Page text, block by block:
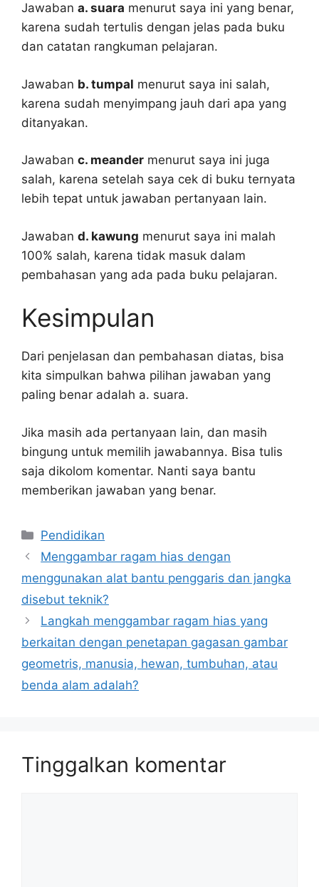
Jawaban a. suara menurut saya ini yang benar,
karena sudah tertulis dengan jelas pada buku
dan catatan rangkuman pelajaran.
Jawaban b. tumpal menurut saya ini salah,
karena sudah menyimpang jauh dari apa yang
ditanyakan.
Jawaban c. meander menurut saya ini juga
salah, karena setelah saya cek di buku ternyata
lebih tepat untuk jawaban pertanyaan lain.
Jawaban d. kawung menurut saya ini malah
100% salah, karena tidak masuk dalam
pembahasan yang ada pada buku pelajaran.
Kesimpulan
Dari penjelasan dan pembahasan diatas, bisa
kita simpulkan bahwa pilihan jawaban yang
paling benar adalah a. suara.
Jika masih ada pertanyaan lain, dan masih
bingung untuk memilih jawabannya. Bisa tulis
saja dikolom komentar. Nanti saya bantu
memberikan jawaban yang benar.
Kategori
Pendidikan
Menggambar ragam hias dengan
menggunakan alat bantu penggaris dan jangka
disebut teknik?
Langkah menggambar ragam hias yang
berkaitan dengan penetapan gagasan gambar
geometris, manusia, hewan, tumbuhan, atau
benda alam adalah?
Tinggalkan komentar